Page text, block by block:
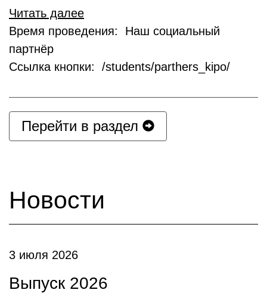
Читать далее
Время проведения: Наш социальный
партнёр
Ссылка кнопки: /students/parthers_kipo/
Перейти в раздел
Новости
3 июля 2026
Выпуск 2026